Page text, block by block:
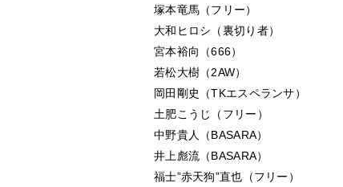
塚本竜馬（フリー）
大和ヒロシ（裏切り者）
宮本裕向（666）
若松大樹（2AW）
岡田剛史（TKエスペランサ）
土肥こうじ（フリー）
中野貴人（BASARA）
井上彪流（BASARA）
福士”赤天狗”直也（フリー）